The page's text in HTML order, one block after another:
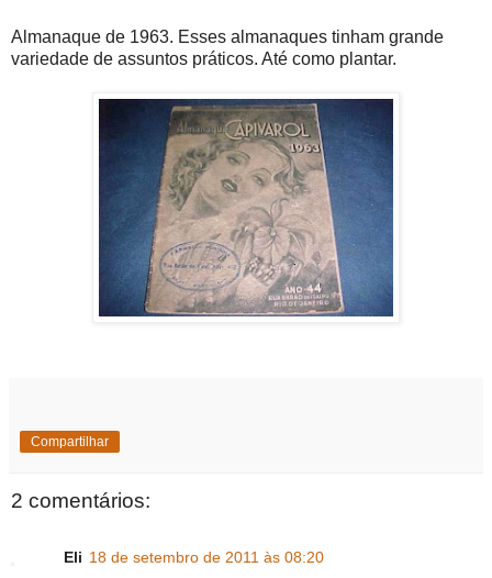
Almanaque de 1963. Esses almanaques tinham grande
variedade de assuntos práticos. Até como plantar.
Compartilhar
2 comentários:
Eli 18 de setembro de 2011 às 08:20